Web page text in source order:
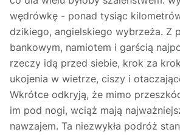
wędrówkę - ponad tysiąc
dzikiego, angielskiego wybrzeża. Z
bankowym, namiotem i garścią
rzeczy idą przed siebie, krok za
ukojenia w wietrze, ciszy i
Wkrótce odkryją, że mimo
im pod nogi, wciąż mają
nawzajem. Ta niezwykła podróż